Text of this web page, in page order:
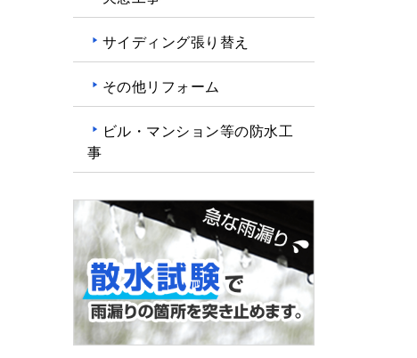
サイディング張り替え
その他リフォーム
ビル・マンション等の防水工
事